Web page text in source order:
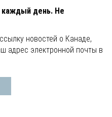
каждый день. Не
новостей о Канаде,
адрес электронной почты в